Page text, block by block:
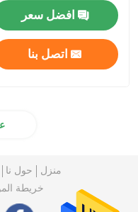
افضل سعر
اتصل بنا
منزل حول نا
خريطة